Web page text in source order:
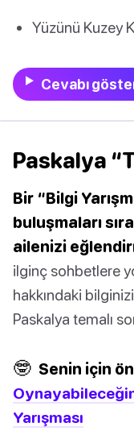
Yüzünü Kuzey
Cevabı
Paskalya
Bir “Bilgi
buluşmaları
ailenizi
ilginç sohbetlere
hakkındaki
Paskalya temalı
🤓 Senin için
Yarışması